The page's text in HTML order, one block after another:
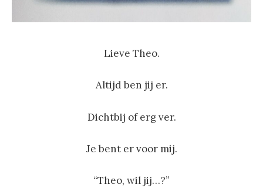
Lieve Theo.
Altijd ben jij er.
Dichtbij of erg ver.
Je bent er voor mij.
“Theo, wil jij…?”